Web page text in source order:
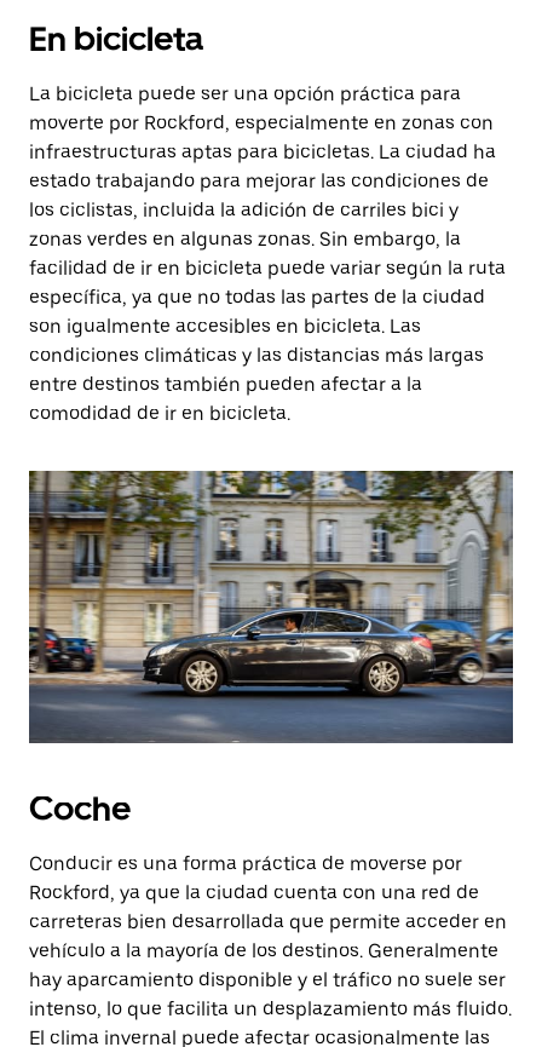
En bicicleta
La bicicleta puede ser una opción práctica para
moverte por Rockford, especialmente en zonas con
infraestructuras aptas para bicicletas. La ciudad ha
estado trabajando para mejorar las condiciones de
los ciclistas, incluida la adición de carriles bici y
zonas verdes en algunas zonas. Sin embargo, la
facilidad de ir en bicicleta puede variar según la ruta
específica, ya que no todas las partes de la ciudad
son igualmente accesibles en bicicleta. Las
condiciones climáticas y las distancias más largas
entre destinos también pueden afectar a la
comodidad de ir en bicicleta.
Coche
Conducir es una forma práctica de moverse por
Rockford, ya que la ciudad cuenta con una red de
carreteras bien desarrollada que permite acceder en
vehículo a la mayoría de los destinos. Generalmente
hay aparcamiento disponible y el tráfico no suele ser
intenso, lo que facilita un desplazamiento más fluido.
El clima invernal puede afectar ocasionalmente las